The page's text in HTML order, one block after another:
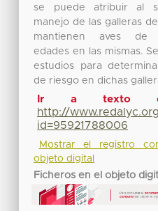
se puede atribuir al
manejo de las galleras
mantienen aves de
edades en las mismas.
estudios para
de riesgo en dichas
Ir a texto
http://
id=95921788006
Mostrar el registro
objeto digital
Ficheros en el objeto